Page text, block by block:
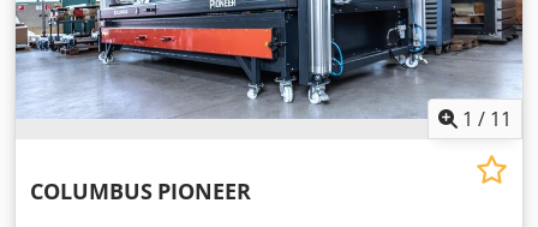
1 / 11
COLUMBUS PIONEER